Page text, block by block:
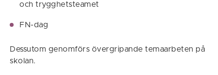
och trygghetsteamet
FN-dag
Dessutom genomförs övergripande temaarbeten på
skolan.